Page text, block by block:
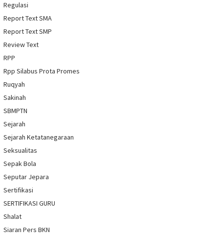
Regulasi
Report Text SMA
Report Text SMP
Review Text
RPP
Rpp Silabus Prota Promes
Ruqyah
Sakinah
SBMPTN
Sejarah
Sejarah Ketatanegaraan
Seksualitas
Sepak Bola
Seputar Jepara
Sertifikasi
SERTIFIKASI GURU
Shalat
Siaran Pers BKN